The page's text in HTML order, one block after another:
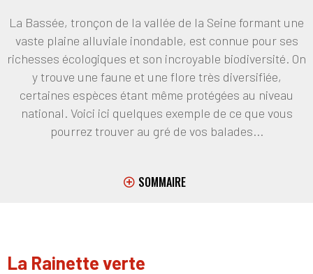
La Bassée, tronçon de la vallée de la Seine formant une
vaste plaine alluviale inondable, est connue pour ses
richesses écologiques et son incroyable biodiversité. On
y trouve une faune et une flore très diversifiée,
certaines espèces étant même protégées au niveau
national. Voici ici quelques exemple de ce que vous
pourrez trouver au gré de vos balades...
SOMMAIRE
La Rainette verte